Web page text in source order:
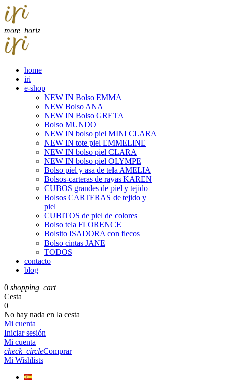
more_horiz
home
iri
e-shop
NEW IN Bolso EMMA
NEW Bolso ANA
NEW IN Bolso GRETA
Bolso MUNDO
NEW IN bolso piel MINI CLARA
NEW IN tote piel EMMELINE
NEW IN bolso piel CLARA
NEW IN bolso piel OLYMPE
Bolso piel y asa de tela AMELIA
Bolsos-carteras de rayas KAREN
CUBOS grandes de piel y tejido
Bolsos CARTERAS de tejido y
piel
CUBITOS de piel de colores
Bolso tela FLORENCE
Bolsito ISADORA con flecos
Bolso cintas JANE
TODOS
contacto
blog
0 shopping_cart
Cesta
0
No hay nada en la cesta
Mi cuenta
Iniciar sesión
Mi cuenta
check_circleComprar
Mi Wishlists